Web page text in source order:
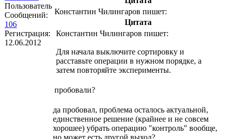
Пользователь
Сообщений:
106
Регистрация:
12.06.2012
Константин Чилингаров пишет:
Цитата
Константин Чилингаров пишет:
Для начала выключите сортировку и
расставьте операции в нужном порядке, а
затем повторяйте эксперименты.
пробовали?
да пробовал, проблема осталось актуальной,
единственное решение (крайнее и не совсем
хорошее) убрать операцию "контроль" вообще,
но может есть другой выход?